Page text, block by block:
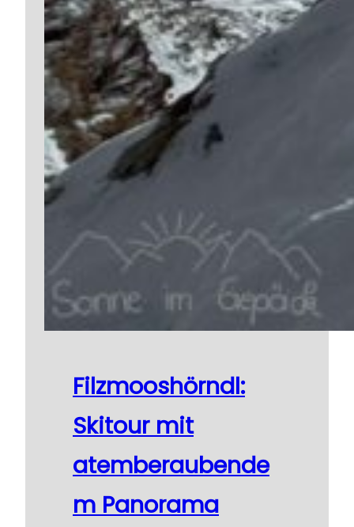
Filzmooshörndl:
Skitour mit
atemberaubende
m Panorama